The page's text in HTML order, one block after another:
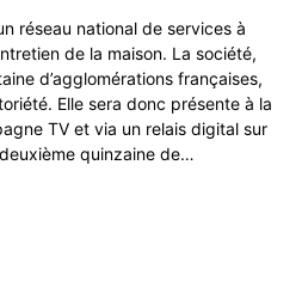
réseau national de services à
de la maison. La société,
d’agglomérations françaises,
Elle sera donc présente à la
TV et via un relais digital sur
quinzaine de…